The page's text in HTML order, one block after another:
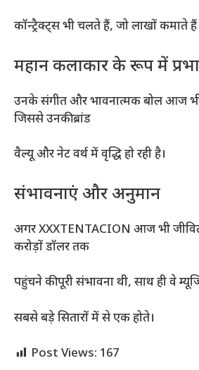
कॉन्ट्रैक्ट्स भी चलते हैं, जो लाखों कमाते
महान कलाकार के रूप में
उनके संगीत और भावनात्मक बोल आज
जिससे उनकी ब्रांड
वैल्यू और नेट वर्थ में वृद्धि हो रही है।
संभावनाएं और अनुमान
अगर XXXTENTACION आज भी
करोड़ों डॉलर तक
पहुंचने की पूरी संभावना थी, साथ ही वे
सबसे बड़े सितारों में से एक होते।
Post Views: 167